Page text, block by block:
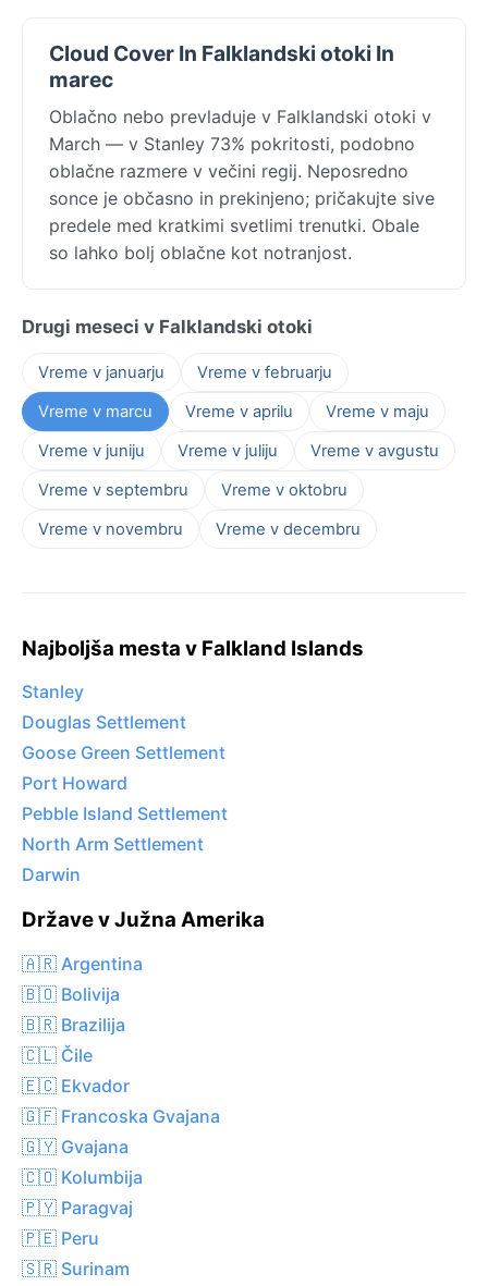
Cloud Cover In Falklandski otoki In
marec
Oblačno nebo prevladuje v Falklandski otoki v
March — v Stanley 73% pokritosti, podobno
oblačne razmere v večini regij. Neposredno
sonce je občasno in prekinjeno; pričakujte sive
predele med kratkimi svetlimi trenutki. Obale
so lahko bolj oblačne kot notranjost.
Drugi meseci v Falklandski otoki
Vreme v januarju
Vreme v februarju
Vreme v marcu
Vreme v aprilu
Vreme v maju
Vreme v juniju
Vreme v juliju
Vreme v avgustu
Vreme v septembru
Vreme v oktobru
Vreme v novembru
Vreme v decembru
Najboljša mesta v Falkland Islands
Stanley
Douglas Settlement
Goose Green Settlement
Port Howard
Pebble Island Settlement
North Arm Settlement
Darwin
Države v Južna Amerika
🇦🇷 Argentina
🇧🇴 Bolivija
🇧🇷 Brazilija
🇨🇱 Čile
🇪🇨 Ekvador
🇬🇫 Francoska Gvajana
🇬🇾 Gvajana
🇨🇴 Kolumbija
🇵🇾 Paragvaj
🇵🇪 Peru
🇸🇷 Surinam